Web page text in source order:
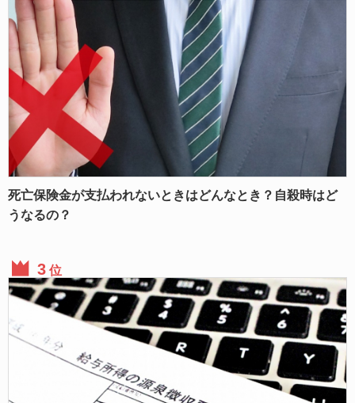
死亡保険金が支払われないときはどんなとき？自殺時はど
うなるの？
位